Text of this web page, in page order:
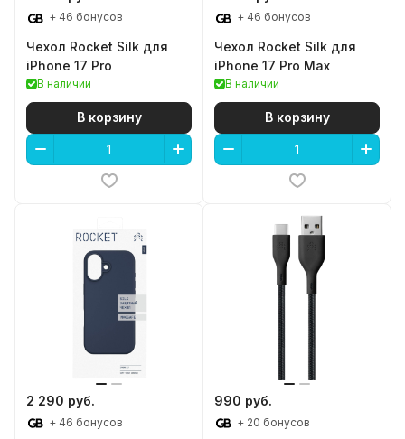
+ 46 бонусов
Чехол Rocket Silk для
iPhone 17 Pro
В наличии
В корзину
+ 46 бонусов
Чехол Rocket Silk для
iPhone 17 Pro Max
В наличии
В корзину
2 290 руб.
+ 46 бонусов
990 руб.
+ 20 бонусов